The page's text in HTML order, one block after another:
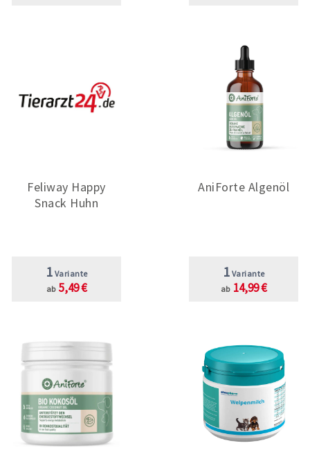
Feliway Happy
Snack Huhn
1 Variante
ab 5,49 €
AniForte Algenöl
1 Variante
ab 14,99 €